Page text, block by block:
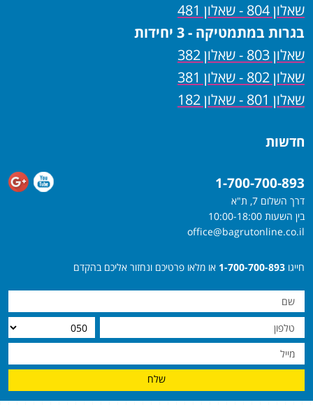
שאלון 804 - שאלון 481
בגרות במתמטיקה - 3 יחידות
שאלון 803 - שאלון 382
שאלון 802 - שאלון 381
שאלון 801 - שאלון 182
חדשות
1-700-700-893
דרך השלום 7, ת"א
בין השעות 10:00-18:00
office@bagrutonline.co.il
חייגו 1-700-700-893 או מלאו פרטיכם ונחזור אליכם בהקדם
שלח